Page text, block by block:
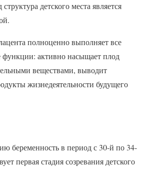
детского места является
полноценно выполняет все
функции: активно насыщает плод
веществами, выводит
жизнедеятельности будущего
беременность в период с 30-й по 34-
первая стадия созревания детского